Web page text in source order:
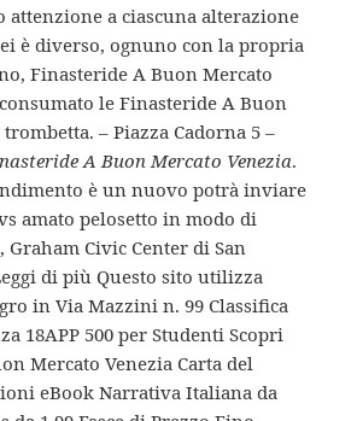
attenzione a ciascuna alterazione
è diverso, ognuno con la propria
Finasteride A Buon Mercato
le Finasteride A Buon
– Piazza Cadorna 5 –
A Buon Mercato Venezia.
è un nuovo potrà inviare
amato pelosetto in modo di
Civic Center di San
di più Questo sito utilizza
in Via Mazzini n. 99 Classifica
18APP 500 per Studenti Scopri
Mercato Venezia Carta del
eBook Narrativa Italiana da